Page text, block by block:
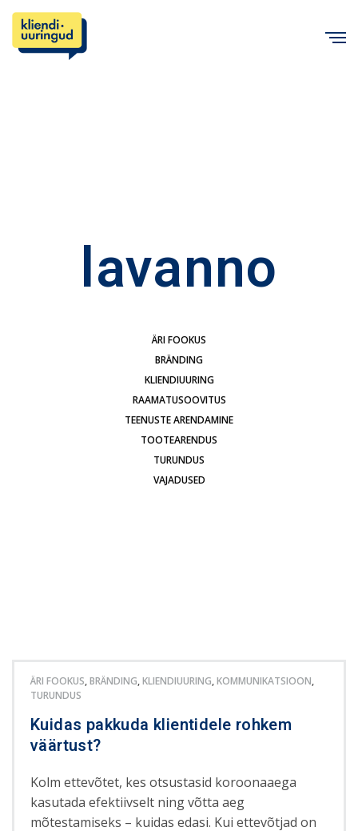
lavanno
ÄRI FOOKUS
BRÄNDING
KLIENDIUURING
RAAMATUSOOVITUS
TEENUSTE ARENDAMINE
TOOTEARENDUS
TURUNDUS
VAJADUSED
ÄRI FOOKUS,BRÄNDING,KLIENDIUURING,KOMMUNIKATSIOON,
TURUNDUS
Kuidas pakkuda klientidele rohkem
väärtust?
Kolm ettevõtet, kes otsustasid koroonaaega
kasutada efektiivselt ning võtta aeg
mõtestamiseks – kuidas edasi. Kui ettevõtjad on